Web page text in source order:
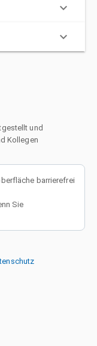
keyboard_arrow_down
keyboard_arrow_down
und
Kollegen
barrierefrei
Sie